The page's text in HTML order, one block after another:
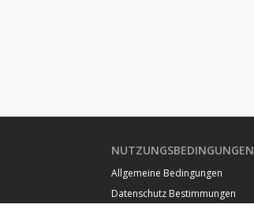
NUTZUNGSBEDINGUNGEN
Allgemeine Bedingungen
Datenschutz Bestimmungen